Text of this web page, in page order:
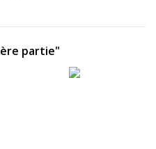
partie"